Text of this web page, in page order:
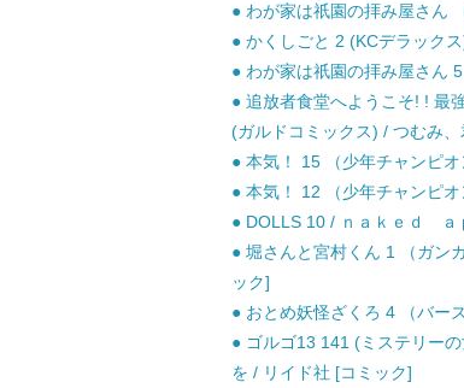
● わが家は祇園の拝み屋さん
● かくしごと 2 (KCデラック
● わが家は祇園の拝み屋さん
● 追放者食堂へようこそ! ! 最
(ガルドコミックス) / つむみ
● 本気！ 15 （少年チャンピ
● 本気！ 12 （少年チャンピ
● DOLLS 10 / ｎａｋｅｄ ａ
● 堀さんと宮村くん 1 （ガン
ック]
● おとめ妖怪ざくろ 4 （バー
● ゴルゴ13 141 (ミステリー
を / リイド社 [コミック]